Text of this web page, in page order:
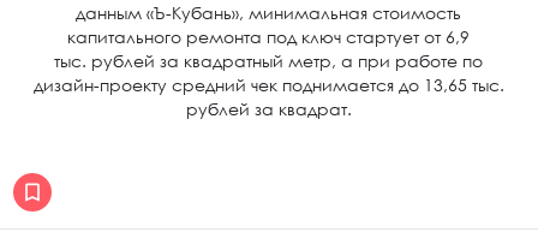
данным «Ъ-Кубань», минимальная стоимость
капитального ремонта под ключ стартует от 6,9
тыс. рублей за квадратный метр, а при работе по
дизайн-проекту средний чек поднимается до 13,65 тыс.
рублей за квадрат.